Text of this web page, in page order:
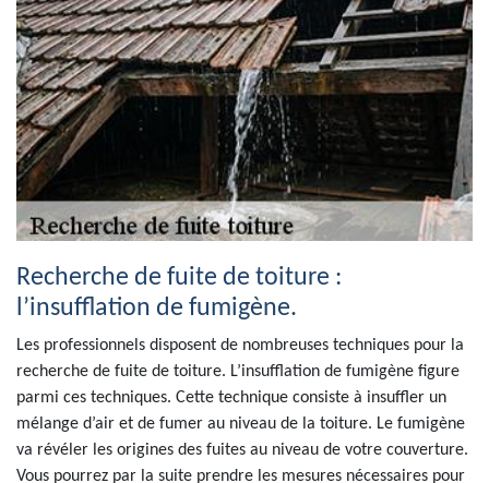
Recherche de fuite de toiture :
l’insufflation de fumigène.
Les professionnels disposent de nombreuses techniques pour la
recherche de fuite de toiture. L’insufflation de fumigène figure
parmi ces techniques. Cette technique consiste à insuffler un
mélange d’air et de fumer au niveau de la toiture. Le fumigène
va révéler les origines des fuites au niveau de votre couverture.
Vous pourrez par la suite prendre les mesures nécessaires pour